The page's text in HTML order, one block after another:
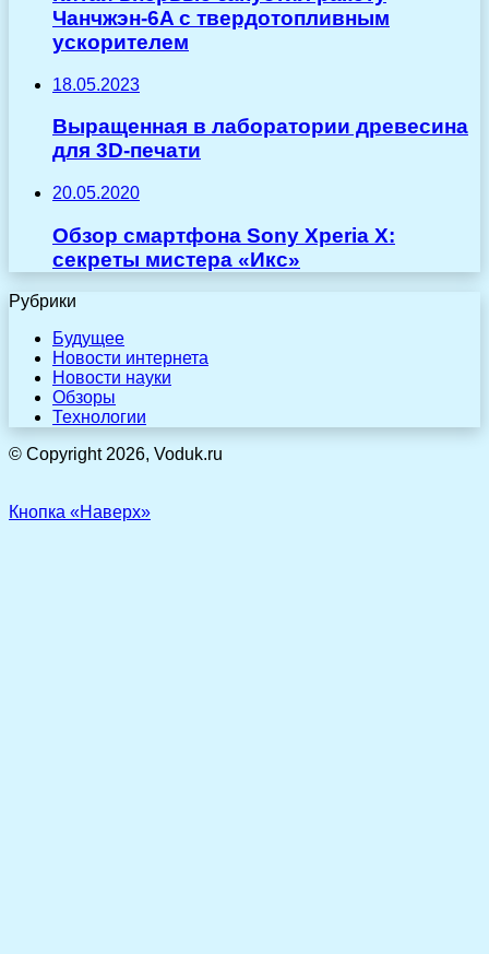
Чанчжэн-6A с твердотопливным
ускорителем
18.05.2023
Выращенная в лаборатории древесина
для 3D-печати
20.05.2020
Обзор смартфона Sony Xperia X:
секреты мистера «Икс»
Рубрики
Будущее
Новости интернета
Новости науки
Обзоры
Технологии
© Copyright 2026, Voduk.ru
Кнопка «Наверх»